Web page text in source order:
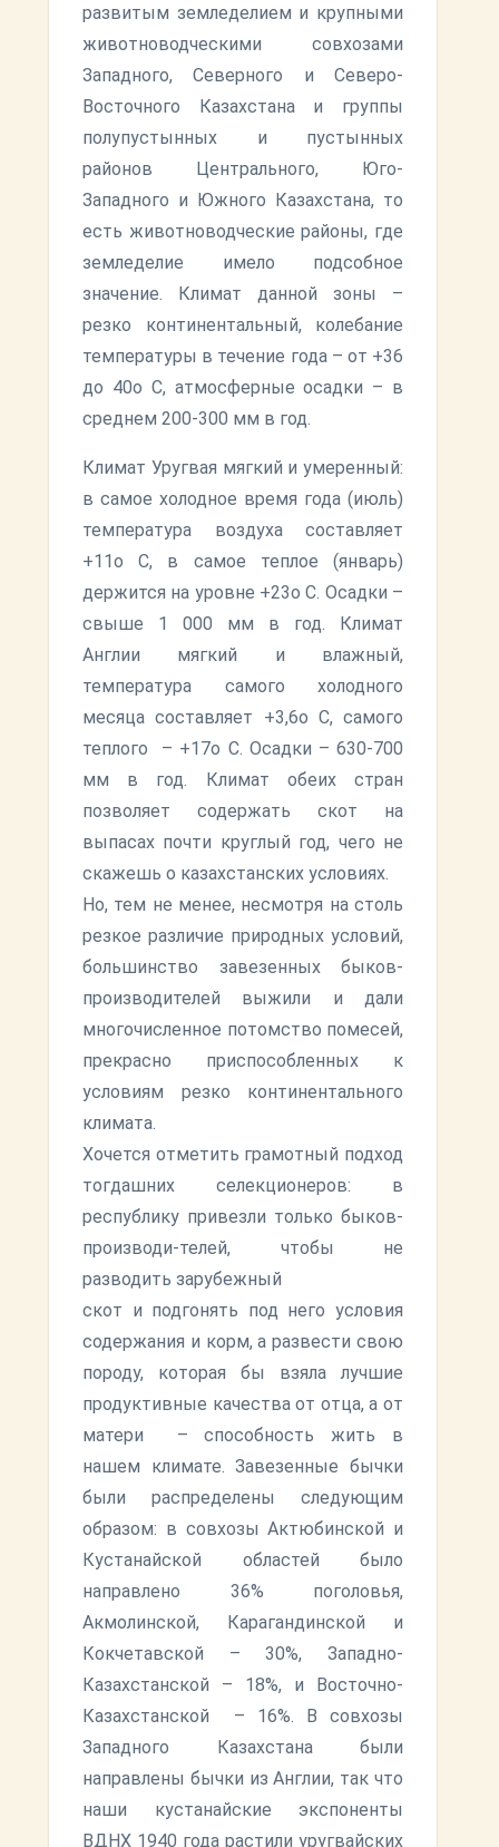
развитым земледелием и крупными
животноводческими совхозами
Западного, Северного и Северо-
Восточного Казахстана и группы
полупустынных и пустынных
районов Центрального, Юго-
Западного и Южного Казахстана, то
есть животноводческие районы, где
земледелие имело подсобное
значение. Климат данной зоны –
резко континентальный, колебание
температуры в течение года – от +36
до 40о С, атмосферные осадки – в
среднем 200-300 мм в год.
Климат Уругвая мягкий и умеренный:
в самое холодное время года (июль)
температура воздуха составляет
+11о С, в самое теплое (январь)
держится на уровне +23о С. Осадки –
свыше 1 000 мм в год. Климат
Англии мягкий и влажный,
температура самого холодного
месяца составляет +3,6о С, самого
теплого – +17о С. Осадки – 630-700
мм в год. Климат обеих стран
позволяет содержать скот на
выпасах почти круглый год, чего не
скажешь о казахстанских условиях.
Но, тем не менее, несмотря на столь
резкое различие природных условий,
большинство завезенных быков-
производителей выжили и дали
многочисленное потомство помесей,
прекрасно приспособленных к
условиям резко континентального
климата.
Хочется отметить грамотный подход
тогдашних селекционеров: в
республику привезли только быков-
производи-телей, чтобы не
разводить зарубежный
скот и подгонять под него условия
содержания и корм, а развести свою
породу, которая бы взяла лучшие
продуктивные качества от отца, а от
матери – способность жить в
нашем климате. Завезенные бычки
были распределены следующим
образом: в совхозы Актюбинской и
Кустанайской областей было
направлено 36% поголовья,
Акмолинской, Карагандинской и
Кокчетавской – 30%, Западно-
Казахстанской – 18%, и Восточно-
Казахстанской – 16%. В совхозы
Западного Казахстана были
направлены бычки из Англии, так что
наши кустанайские экспоненты
ВДНХ 1940 года растили уругвайских